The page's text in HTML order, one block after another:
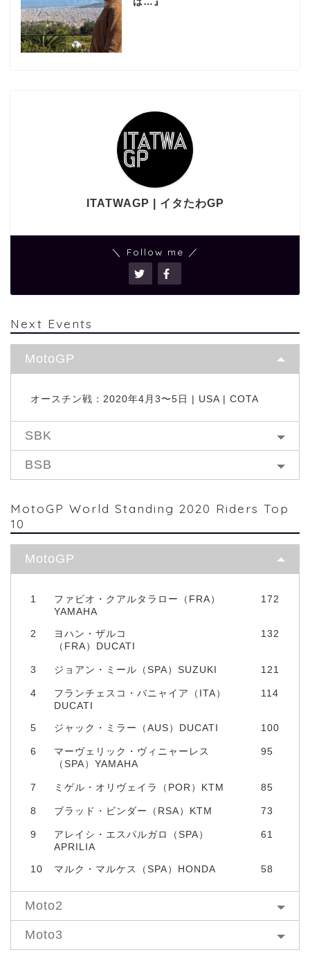
ITATWAGP | イタたわGP
＼ Follow me ／
Next Events
MotoGP
オースチン戦：2020年4月3〜5日 | USA | COTA
SBK
BSB
MotoGP World Standing 2020 Riders Top
10
MotoGP
1
ファビオ・クアルタラロー（FRA）
YAMAHA
172
2
ヨハン・ザルコ
（FRA）DUCATI
132
3 ジョアン・ミール（SPA）SUZUKI 121
4
フランチェスコ・バニャイア（ITA）
DUCATI
114
5 ジャック・ミラー（AUS）DUCATI 100
6
マーヴェリック・ヴィニャーレス
（SPA）YAMAHA
95
7 ミゲル・オリヴェイラ（POR）KTM 85
8 ブラッド・ビンダー（RSA）KTM 73
9
アレイシ・エスパルガロ（SPA）
APRILIA
61
10 マルク・マルケス（SPA）HONDA 58
Moto2
Moto3